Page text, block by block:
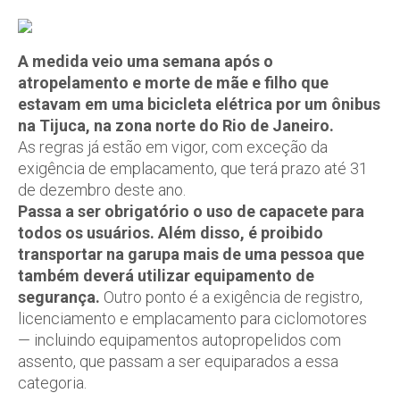
A medida veio uma semana após o
atropelamento e morte de mãe e filho que
estavam em uma bicicleta elétrica por um ônibus
na Tijuca, na zona norte do Rio de Janeiro.
As regras já estão em vigor, com exceção da
exigência de emplacamento, que terá prazo até 31
de dezembro deste ano.
Passa a ser obrigatório o uso de capacete para
todos os usuários. Além disso, é proibido
transportar na garupa mais de uma pessoa que
também deverá utilizar equipamento de
segurança. Outro ponto é a exigência de registro,
licenciamento e emplacamento para ciclomotores
— incluindo equipamentos autopropelidos com
assento, que passam a ser equiparados a essa
categoria.